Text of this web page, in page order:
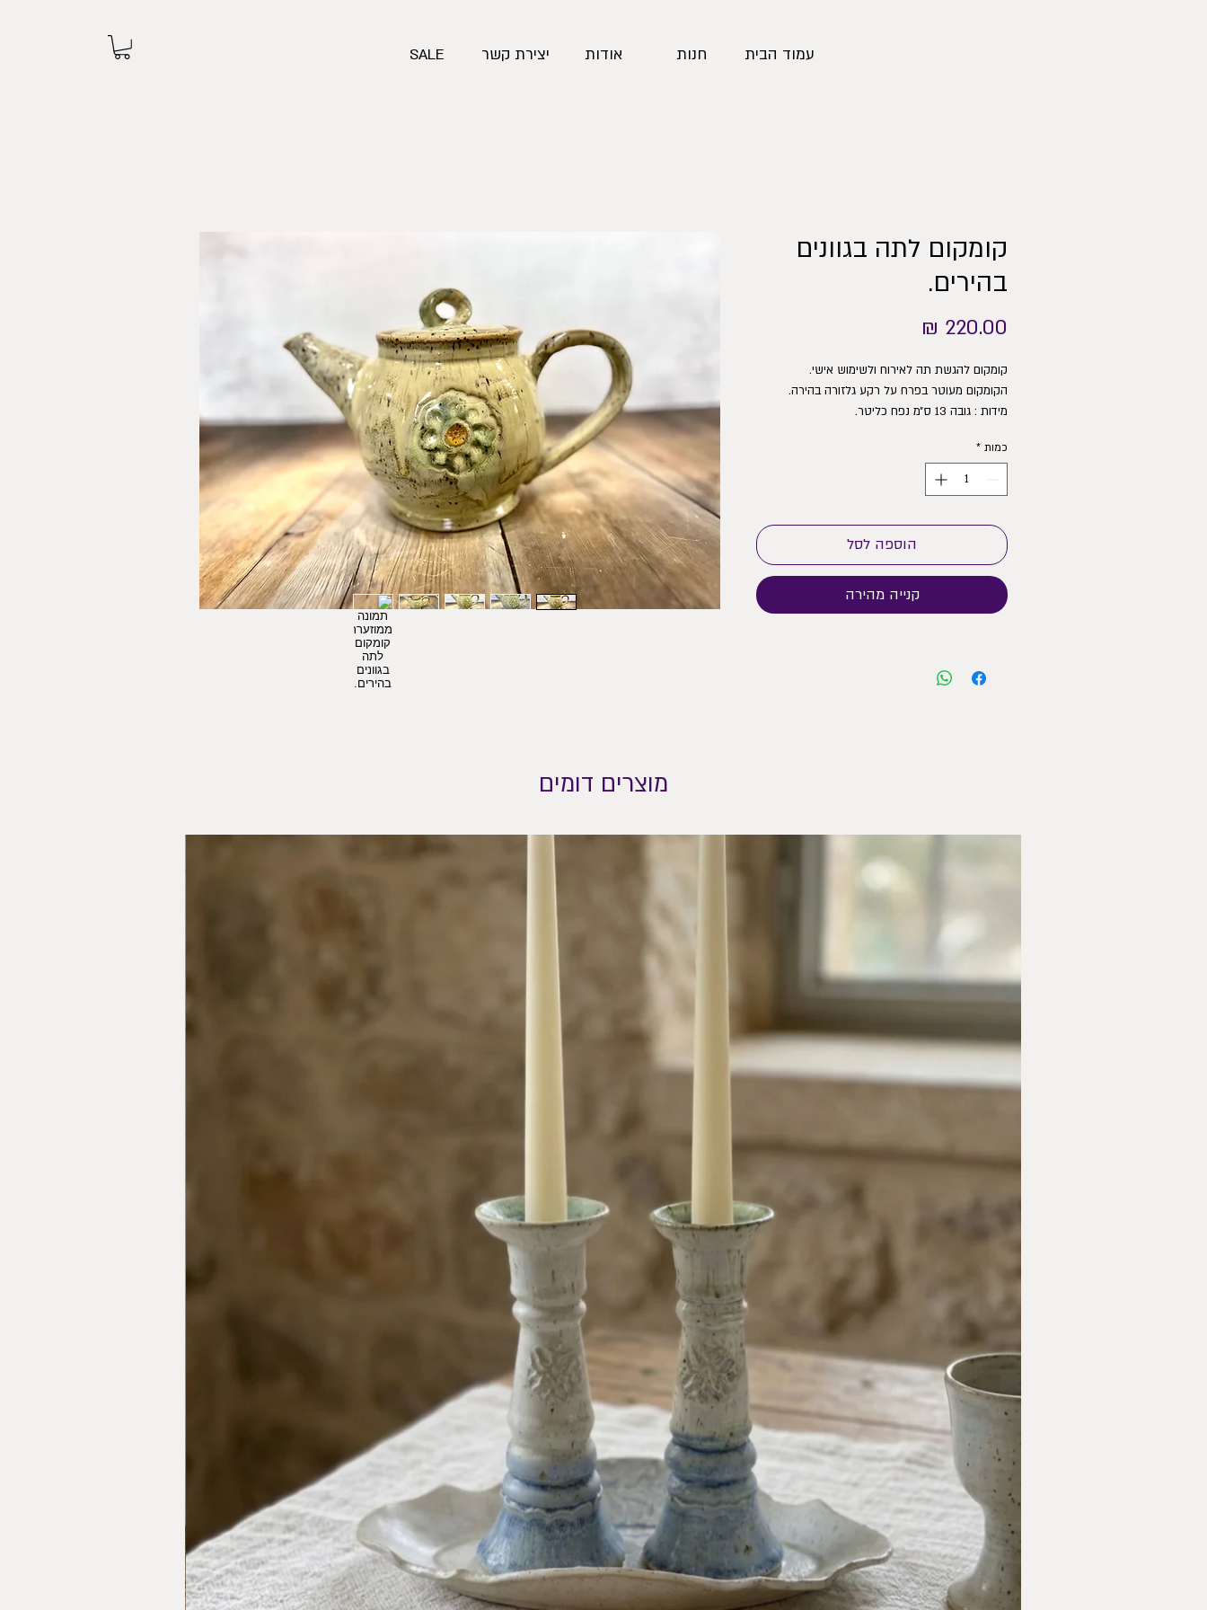
עמוד הבית חנות אודות יצירת קשר SALE
קומקום לתה בגוונים
בהירים.
קומקום להגשת תה לאירוח ולשימוש אישי.
הקומקום מעוטר בפרח על רקע גלזורה בהירה.
מידות : גובה 13 ס״מ נפח כליטר.
כמות *
הוספה לסל
קנייה מהירה
מוצרים דומים